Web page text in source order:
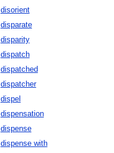
disorient
disparate
disparity
dispatch
dispatched
dispatcher
dispel
dispensation
dispense
dispense with